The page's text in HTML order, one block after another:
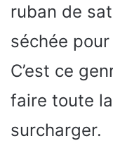
ruban de
séchée
C’est ce
faire toute
surcharger.